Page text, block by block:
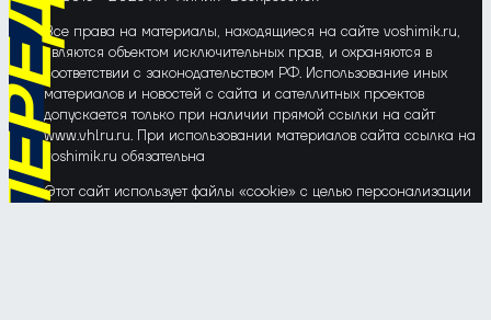
Все права на материалы, находящиеся на сайте voshimik.ru,
являются объектом исключительных прав, и охраняются в
соответствии с законодательством РФ. Использование иных
материалов и новостей с сайта и сателлитных проектов
допускается только при наличии прямой ссылки на сайт
www.vhlru.ru. При использовании материалов сайта ссылка на
voshimik.ru обязательна
Этот сайт использует файлы «cookie» с целью персонализации